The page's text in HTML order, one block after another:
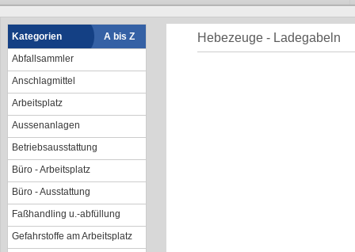
Kategorien
A bis Z
Abfallsammler
Anschlagmittel
Arbeitsplatz
Aussenanlagen
Betriebsausstattung
Büro - Arbeitsplatz
Büro - Ausstattung
Faßhandling u.-abfüllung
Gefahrstoffe am Arbeitsplatz
Hebezeuge - Ladegabeln